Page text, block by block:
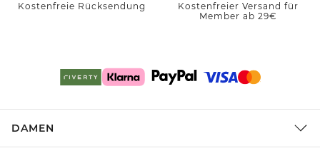
Kostenfreie Rücksendung
Kostenfreier Versand für
Member ab 29€
DAMEN